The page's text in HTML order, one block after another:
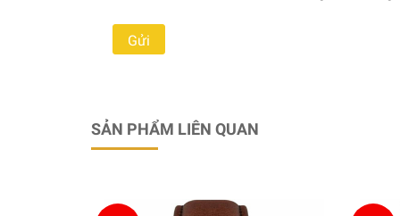
SẢN PHẨM LIÊN QUAN